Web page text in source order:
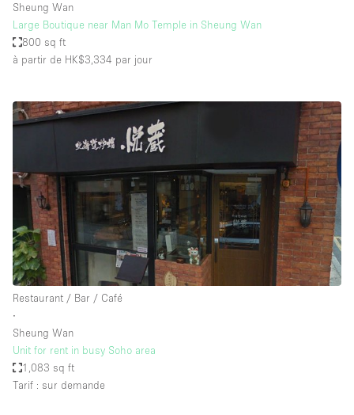
Sheung Wan
Large Boutique near Man Mo Temple in Sheung Wan
800 sq ft
à partir de HK$3,334 par jour
Restaurant / Bar / Café
∙
Sheung Wan
Unit for rent in busy Soho area
1,083 sq ft
Tarif : sur demande